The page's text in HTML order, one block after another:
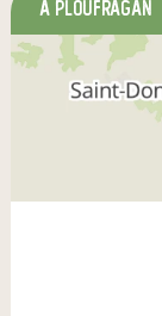
à Ploufragan